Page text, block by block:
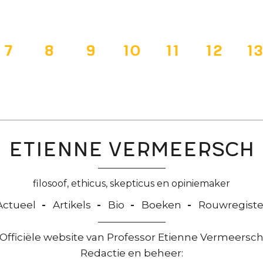
Pagina
7 Pagina
8 Pagina
9 Pagina
10 Pagina
11 Pagina
12 13
Etienne Vermeersch
filosoof, ethicus, skepticus en opiniemaker
Artikels Bio Boeken
Officiële website van Professor Etienne Vermeersch
Redactie en beheer: